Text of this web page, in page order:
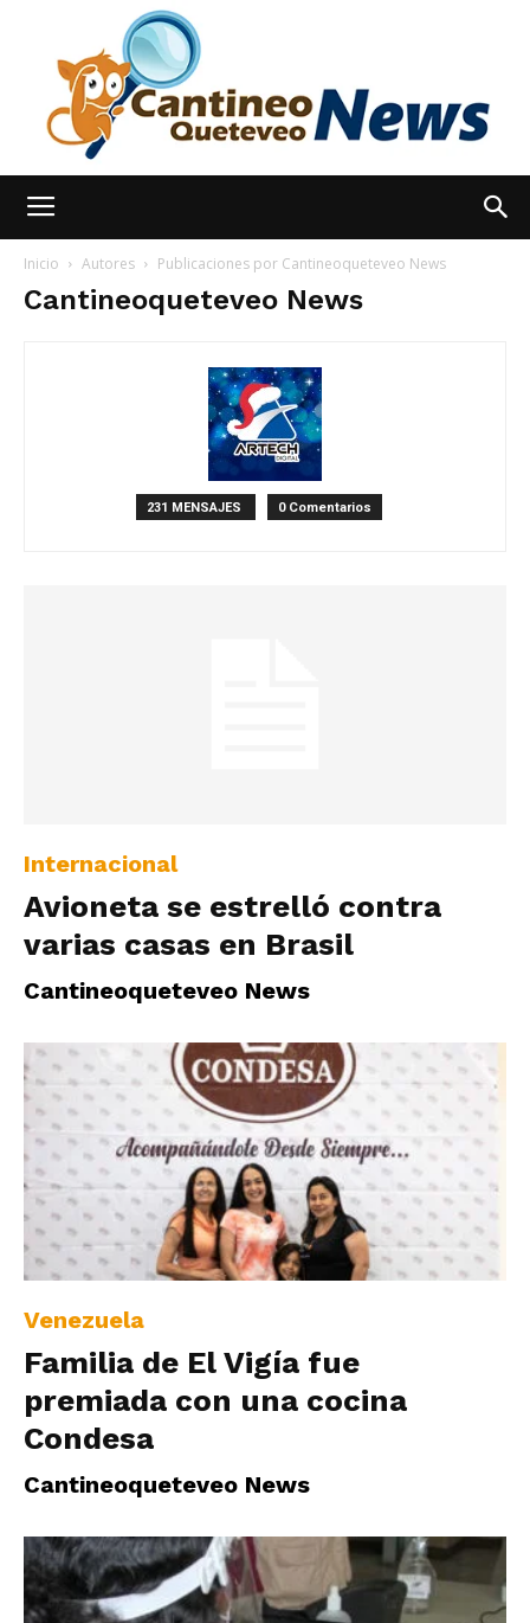
hoy
Inicio Autores Publicaciones por Cantineoqueteveo News
Cantineoqueteveo News
231 MENSAJES 0 Comentarios
Internacional
Avioneta se estrelló contra
varias casas en Brasil
Cantineoqueteveo News
Venezuela
Familia de El Vigía fue
premiada con una cocina
Condesa
Cantineoqueteveo News